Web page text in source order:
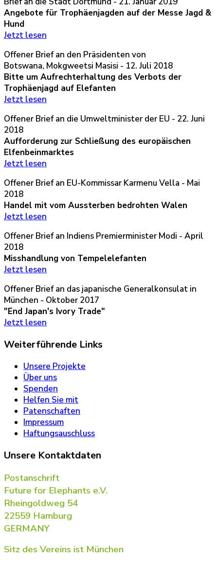
Angebote für Trophäenjagden auf der Messe Jagd &
Hund
Jetzt lesen
Offener Brief an den Präsidenten von
Botswana, Mokgweetsi Masisi - 12. Juli 2018
Bitte um Aufrechterhaltung des Verbots der
Trophäenjagd auf Elefanten
Jetzt lesen
Offener Brief an die Umweltminister der EU - 22. Juni
2018
Aufforderung zur Schließung des europäischen
Elfenbeinmarktes
Jetzt lesen
Offener Brief an EU-Kommissar Karmenu Vella - Mai
2018
Handel mit vom Aussterben bedrohten Walen
Jetzt lesen
Offener Brief an Indiens Premierminister Modi - April
2018
Misshandlung von Tempelelefanten
Jetzt lesen
Offener Brief an das japanische Generalkonsulat in
München - Oktober 2017
"End Japan's Ivory Trade"
Jetzt lesen
Weiterführende Links
Unsere Projekte
Über uns
Spenden
Helfen Sie mit
Patenschaften
Impressum
Haftungsauschluss
Unsere Kontaktdaten
Postanschrift
Future for Elephants e.V.
Rheingoldweg 54
22559 Hamburg
GERMANY
Sitz des Vereins ist München